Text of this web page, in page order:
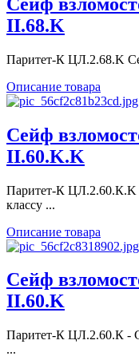
II.68.K
Паритет-К ЦЛ.2.68.K
Описание товара
Сейф
II.60.K.K
Паритет-К ЦЛ.2.60.К.K
классу ...
Описание товара
Сейф
II.60.K
Паритет-К ЦЛ.2.60.К -
...